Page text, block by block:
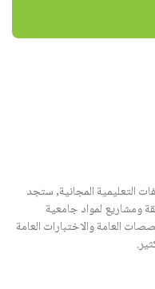
التعليمية المجانية, ستجد
ومشاريع لمواد جامعية
العامة والاختبارات العامة